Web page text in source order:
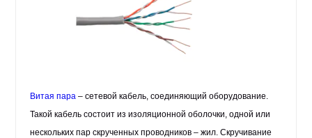
Витая пара – сетевой кабель, соединяющий оборудование.
Такой кабель состоит из изоляционной оболочки, одной или
нескольких пар скрученных проводников – жил. Скручивание